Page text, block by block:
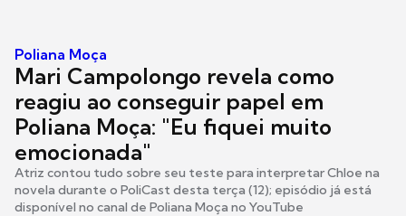
Poliana Moça
Mari Campolongo revela como
reagiu ao conseguir papel em
Poliana Moça: "Eu fiquei muito
emocionada"
Atriz contou tudo sobre seu teste para interpretar Chloe na
novela durante o PoliCast desta terça (12); episódio já está
disponível no canal de Poliana Moça no YouTube